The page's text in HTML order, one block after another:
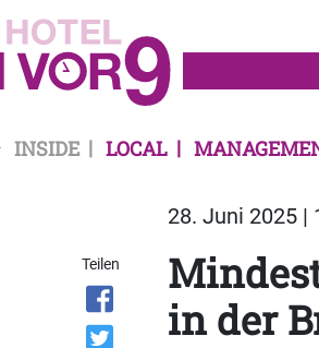
INSIDE LOCAL
28. Juni 2025 |
Teilen
in der